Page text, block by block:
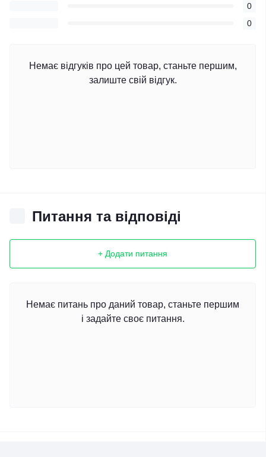
0
0
Немає відгуків про цей товар, станьте першим,
залиште свій відгук.
Питання та відповіді
+ Додати питання
Немає питань про даний товар, станьте першим
і задайте своє питання.